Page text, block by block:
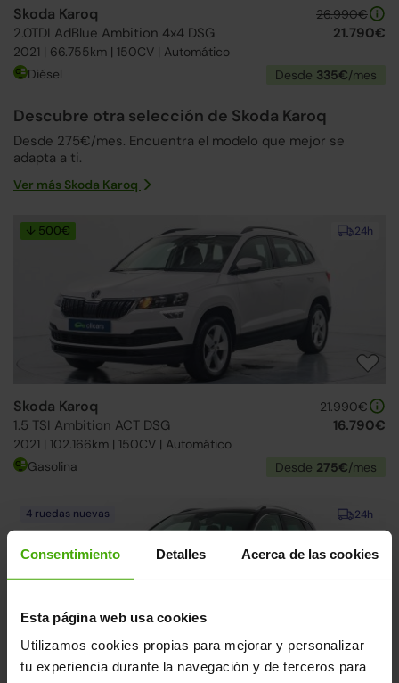
Consentimiento Detalles Acerca de las cookies
Esta página web usa cookies
Utilizamos cookies propias para mejorar y personalizar
tu experiencia durante la navegación y de terceros para
Skoda Karoq
2.0TDI AdBlue Ambition 4x4 DSG
2021 | 66.755km | 150CV | Automático
26.990€
21.790€
Diésel Desde 335€/mes
Descubre otra selección de Skoda Karoq
Desde 275€/mes. Encuentra el modelo que mejor se
adapta a ti.
Ver más Skoda Karoq
24h
↓ 500€
Skoda Karoq
1.5 TSI Ambition ACT DSG
2021 | 102.166km | 150CV | Automático
21.990€
16.790€
Gasolina Desde 275€/mes
24h
4 ruedas nuevas